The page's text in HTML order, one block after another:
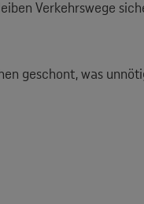
Verkehrswege
geschont, was